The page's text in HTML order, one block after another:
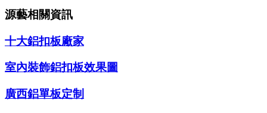
源藝相關資訊
十大鋁扣板廠家
室內裝飾鋁扣板效果圖
廣西鋁單板定制